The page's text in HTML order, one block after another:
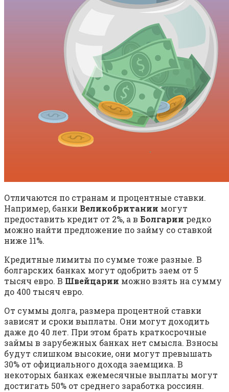
Отличаются по странам и процентные ставки.
Например, банки Великобритании могут
предоставить кредит от 2%, а в Болгарии редко
можно найти предложение по займу со ставкой
ниже 11%.
Кредитные лимиты по сумме тоже разные. В
болгарских банках могут одобрить заем от 5
тысяч евро. В Швейцарии можно взять на сумму
до 400 тысяч евро.
От суммы долга, размера процентной ставки
зависят и сроки выплаты. Они могут доходить
даже до 40 лет. При этом брать краткосрочные
займы в зарубежных банках нет смысла. Взносы
будут слишком высокие, они могут превышать
30% от официального дохода заемщика. В
некоторых банках ежемесячные выплаты могут
достигать 50% от среднего заработка россиян.